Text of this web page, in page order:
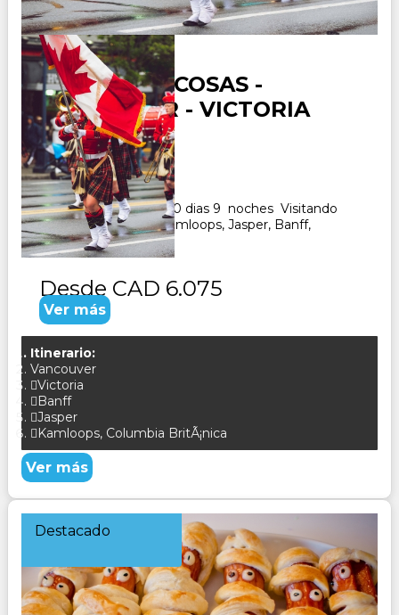
CANADA ROCOSAS -
VANCOUVER - VICTORIA
Duración:
10Días9Noches
Paquete Turistico de 10 dias 9 noches Visitando
Vancouver, Calgary, Kamloops, Jasper, Banff,
CONSULTAR
Desde CAD 6.075
Ver más
Itinerario:
Vancouver
Victoria
Banff
Jasper
Kamloops, Columbia BritÃ¡nica
Ver más
Destacado